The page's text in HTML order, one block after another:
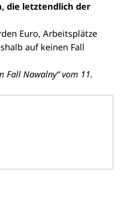
die letztendlich der
Euro, Arbeitsplätze
auf keinen Fall
Fall Nawalny“ vom 11.